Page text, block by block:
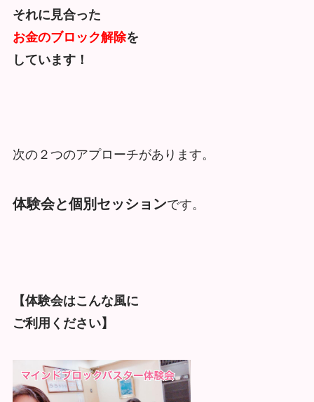
それに見合った
お金のブロック解除を
しています！
次の２つのアプローチがあります。
体験会と個別セッションです。
【体験会はこんな風に
ご利用ください】